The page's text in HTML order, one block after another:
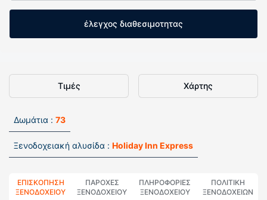
έλεγχος διαθεσιμοτητας
Τιμές Χάρτης
Δωμάτια : 73
Ξενοδοχειακή αλυσίδα : Holiday Inn Express
ΕΠΙΣΚΌΠΗΣΗ
ΞΕΝΟΔΟΧΕΊΟΥ
ΠΑΡΟΧΕΣ
ΞΕΝΟΔΟΧΕΙΟΥ
ΠΛΗΡΟΦΟΡΊΕΣ
ΞΕΝΟΔΟΧΕΊΟΥ
ΠΟΛΙΤΙΚΗ
ΞΕΝΟΔΟΧΕΊΩΝ